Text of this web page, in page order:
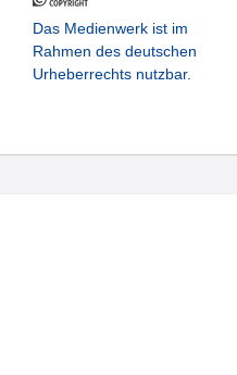
Das Medienwerk ist im
Rahmen des deutschen
Urheberrechts nutzbar.